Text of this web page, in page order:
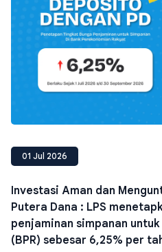
01 Jul 2026
Investasi Aman dan
Putera Dana : LPS
penjaminan simpanan
(BPR) sebesar 6,25% per